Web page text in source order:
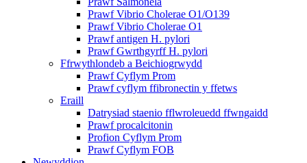
Prawf Vibrio Cholerae O1/O139
Prawf Vibrio Cholerae O1
Prawf antigen H. pylori
Prawf Gwrthgyrff H. pylori
Ffrwythlondeb a Beichiogrwydd
Prawf Cyflym Prom
Prawf cyflym ffibronectin y ffetws
Eraill
Datrysiad staenio fflwroleuedd ffwngaidd
Prawf procalcitonin
Profion Cyflym Prom
Prawf Cyflym FOB